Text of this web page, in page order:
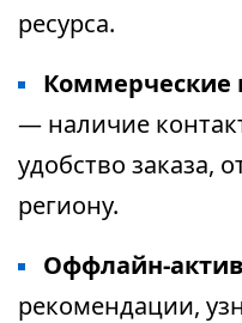
ресурса.
Коммерческие
— наличие
удобство заказа,
региону.
Оффлайн-
рекомендации,